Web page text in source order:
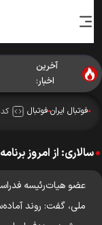
آخرین
اخبار:
فوتبال ایرانفوتبال کد
سالاری: از امروز
عضو هیات‌رئیسه
ملی، گفت: روند